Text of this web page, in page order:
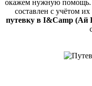
окажем нужную помощь.
составлен с учётом
путевку в I&Camp (Ай